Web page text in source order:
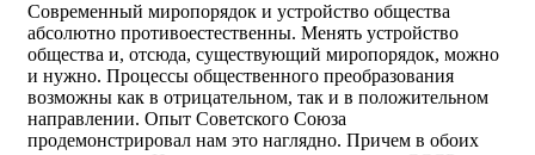
Современный миропорядок и устройство общества
абсолютно противоестественны. Менять устройство
общества и, отсюда, существующий миропорядок, можно
и нужно. Процессы общественного преобразования
возможны как в отрицательном, так и в положительном
направлении. Опыт Советского Союза
продемонстрировал нам это наглядно. Причем в обоих